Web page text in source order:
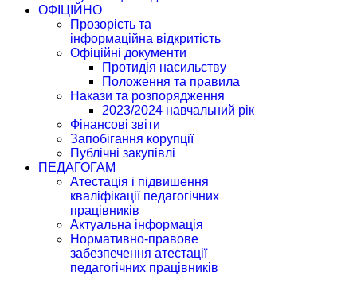
ОФІЦІЙНО
Прозорість та
інформаційна відкритість
Офіційні документи
Протидія насильству
Положення та правила
Накази та розпорядження
2023/2024 навчальний рік
Фінансові звіти
Запобігання корупції
Публічні закупівлі
ПЕДАГОГАМ
Атестація і підвишення
кваліфікації педагогічних
працівників
Актуальна інформація
Нормативно-правове
забезпечення атестації
педагогічних працівників